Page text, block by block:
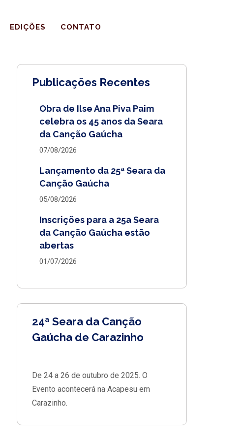
EDIÇÕES CONTATO
Publicações Recentes
Obra de Ilse Ana Piva Paim
celebra os 45 anos da Seara
da Canção Gaúcha
07/08/2026
Lançamento da 25ª Seara da
Canção Gaúcha
05/08/2026
Inscrições para a 25a Seara
da Canção Gaúcha estão
abertas
01/07/2026
24ª Seara da Canção
Gaúcha de Carazinho
De 24 a 26 de outubro de 2025. O
Evento acontecerá na Acapesu em
Carazinho.